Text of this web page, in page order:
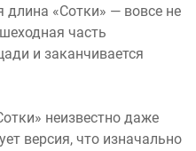
длина «Сотки» — вовсе не
часть
и заканчивается
неизвестно даже
версия, что изначально